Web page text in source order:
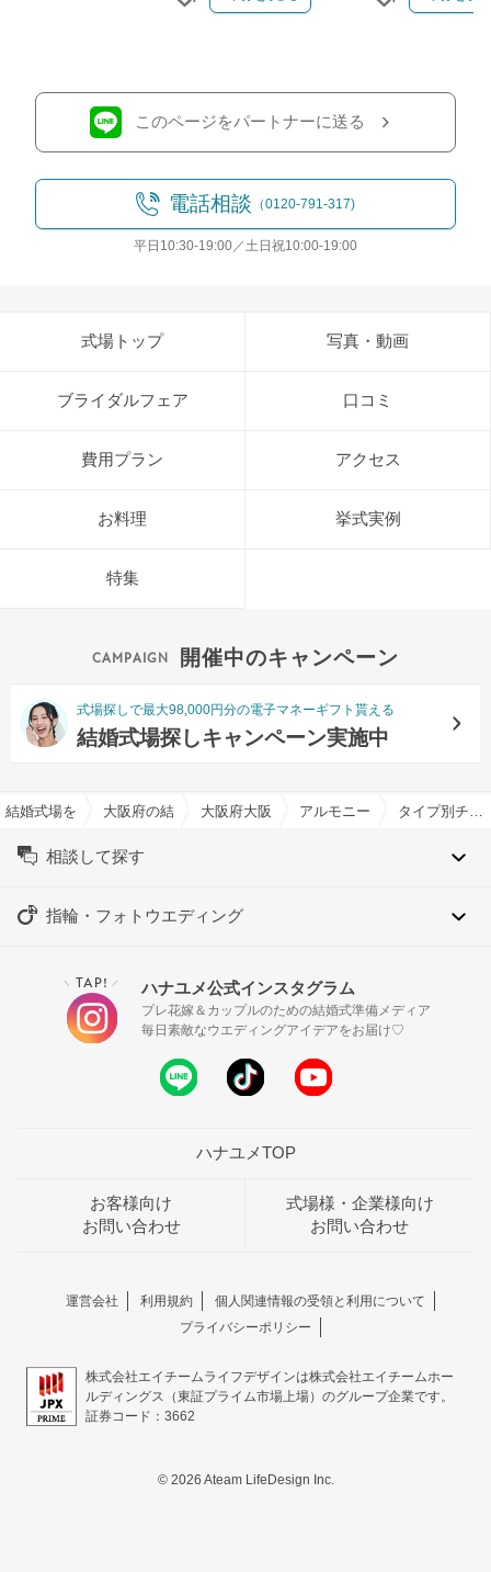
クリップする クリップす
このページをパートナーに送る
電話相談 （0120-791-317)
平日10:30-19:00／土日祝10:00-19:00
式場トップ 写真・動画
ブライダルフェア 口コミ
費用プラン アクセス
お料理 挙式実例
特集
開催中のキャンペーン
式場探しで最大98,000円分の電子マネーギフト貰える
結婚式場探しキャンペーン実施中
結婚式場を探すならハナユメ
大阪府の結婚式場一覧大阪府大阪市の結婚式場一覧アルモニーアンブラッセ ウ
相談して探す
指輪・フォトウエディング
＼ TAP! ／ ハナユメ公式インスタグラム
プレ花嫁＆カップルのための結婚式準備メディア
毎日素敵なウエディングアイデアをお届け♡
ハナユメTOP
お客様向け
お問い合わせ
式場様・企業様向け
お問い合わせ
運営会社 利用規約
個人関連情報の受領と利用について
プライバシーポリシー
株式会社エイチームライフデザインは株式会社エイチームホー
ルディングス（東証プライム市場上場）のグループ企業です。
証券コード：3662
© 2026 Ateam LifeDesign Inc.